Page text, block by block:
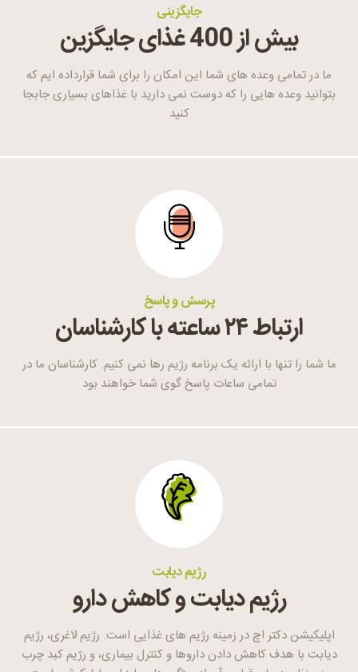
جایگزینی
بیش از 400 غذای جایگزین
ما در تمامی وعده های شما این امکان را برای شما قرارداده ایم که
بتوانید وعده هایی را که دوست نمی دارید با غذاهای بسیاری جابجا
کنید
پرسش و پاسخ
ارتباط ۲۴ ساعته با کارشناسان
ما شما را تنها با ارائه یک برنامه رژیم رها نمی کنیم. کارشناسان ما در
تمامی ساعات پاسخ گوی شما خواهند بود
رژیم دیابت
رژیم دیابت و کاهش دارو
اپلیکیشن دکتر اچ در زمینه رژیم های غذایی است. رژیم لاغری، رژیم
دیابت با هدف کاهش دادن داروها و کنترل بیماری، و رژیم کبد چرب